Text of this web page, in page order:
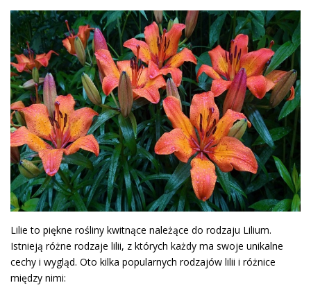
Lilie to piękne rośliny kwitnące należące do rodzaju Lilium.
Istnieją różne rodzaje lilii, z których każdy ma swoje unikalne
cechy i wygląd. Oto kilka popularnych rodzajów lilii i różnice
między nimi: